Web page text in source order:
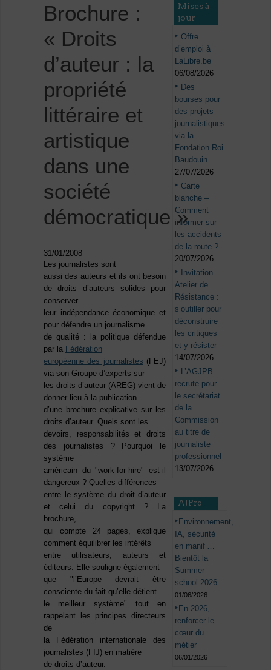
Brochure :
« Droits
d’auteur : la
propriété
littéraire et
artistique
dans une
société
démocratique »
31/01/2008
Les journalistes sont
aussi des auteurs et ils ont besoin
de droits d’auteurs solides pour
conserver
leur indépendance économique et
pour défendre un journalisme
de qualité : la politique défendue
par la Fédération
européenne des journalistes (FEJ)
via son Groupe d’experts sur
les droits d’auteur (AREG) vient de
donner lieu à la publication
d’une brochure explicative sur les
droits d’auteur. Quels sont les
devoirs, responsabilités et droits
des journalistes ? Pourquoi le
système
américain du "work-for-hire" est-il
dangereux ? Quelles différences
entre le système du droit d’auteur
et celui du copyright ? La
brochure,
qui compte 24 pages, explique
comment équilibrer les intérêts
entre utilisateurs, auteurs et
éditeurs. Elle souligne également
que "l’Europe devrait être
consciente du fait qu’elle détient
le meilleur système" tout en
rappelant les principes directeurs
de
la Fédération internationale des
journalistes (FIJ) en matière
de droits d’auteur.
Mises à
jour
Offre
d’emploi à
LaLibre.be
06/08/2026
Des
bourses pour
des projets
journalistiques
via la
Fondation Roi
Baudouin
27/07/2026
Carte
blanche –
Comment
informer sur
les accidents
de la route ?
20/07/2026
Invitation –
Atelier de
Résistance :
s’outiller pour
déconstruire
les critiques
et y résister
14/07/2026
L’AGJPB
recrute pour
le secrétariat
de la
Commission
au titre de
journaliste
professionnel
13/07/2026
AJPro
Environnement,
IA, sécurité
en manif’…
Bientôt la
Summer
school 2026
01/06/2026
En 2026,
renforcer le
cœur du
métier
06/01/2026